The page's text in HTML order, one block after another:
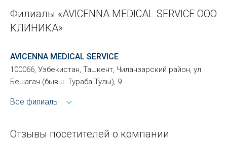
Филиалы «AVICENNA MEDICAL SERVICE ООО
КЛИНИКА»
AVICENNA MEDICAL SERVICE
100066, Узбекистан, Ташкент, Чиланзарский район, ул.
Бешагач (бывш. Тураба Тулы), 9
Все филиалы
Отзывы посетителей о компании